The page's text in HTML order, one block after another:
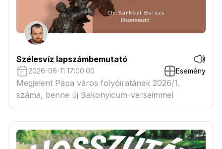
Szélesvíz lapszámbemutató
2026-06-11 17:00:00 Esemény
Megjelent Pápa város folyóiratának 2026/1.
száma, benne új Bakonyicum-verseimmel